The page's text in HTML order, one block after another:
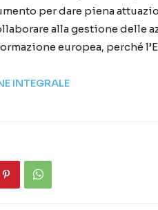
per dare piena
alla gestione delle
europea, perché
INTEGRALE